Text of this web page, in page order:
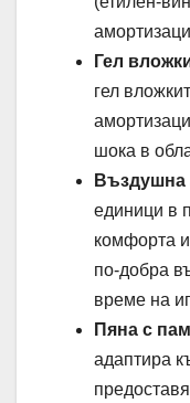
Гел
гел
шока в
Въздушна
единици в
комфорта и
по-добра
време на
Пяна с
адаптира